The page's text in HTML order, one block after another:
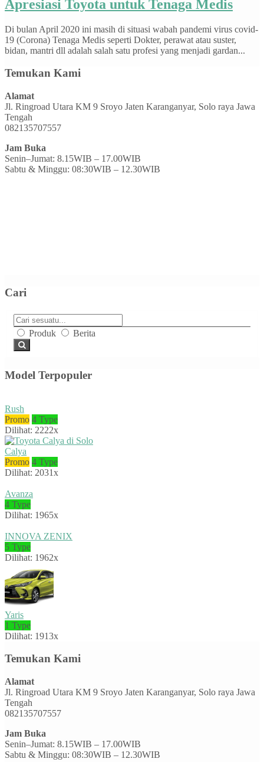
Apresiasi Toyota untuk Tenaga Medis
Di bulan April 2020 ini masih di situasi wabah pandemi virus covid-
19 (Corona) Tenaga Medis seperti Dokter, perawat atau suster,
bidan, mantri dll adalah salah satu profesi yang menjadi gardan...
Temukan Kami
Alamat
Jl. Ringroad Utara KM 9 Sroyo Jaten Karanganyar, Solo raya Jawa
Tengah
082135707557
Jam Buka
Senin–Jumat: 8.15WIB – 17.00WIB
Sabtu & Minggu: 08:30WIB – 12.30WIB
Cari
Produk Berita
Model Terpopuler
Rush
Promo 4 Type
Dilihat: 2222x
Calya
Promo 4 Type
Dilihat: 2031x
Avanza
4 Type
Dilihat: 1965x
INNOVA ZENIX
5 Type
Dilihat: 1962x
Yaris
1 Type
Dilihat: 1913x
Temukan Kami
Alamat
Jl. Ringroad Utara KM 9 Sroyo Jaten Karanganyar, Solo raya Jawa
Tengah
082135707557
Jam Buka
Senin–Jumat: 8.15WIB – 17.00WIB
Sabtu & Minggu: 08:30WIB – 12.30WIB